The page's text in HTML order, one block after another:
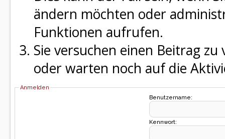
ändern möchten oder
Funktionen aufrufen.
Sie versuchen einen Beitrag
oder warten noch auf die
Anmelden
Benutzername:
Kennwort: